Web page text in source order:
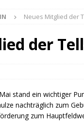
Neues Mitglied der
der
stand ein wichtiger
nachträglich zum
zum